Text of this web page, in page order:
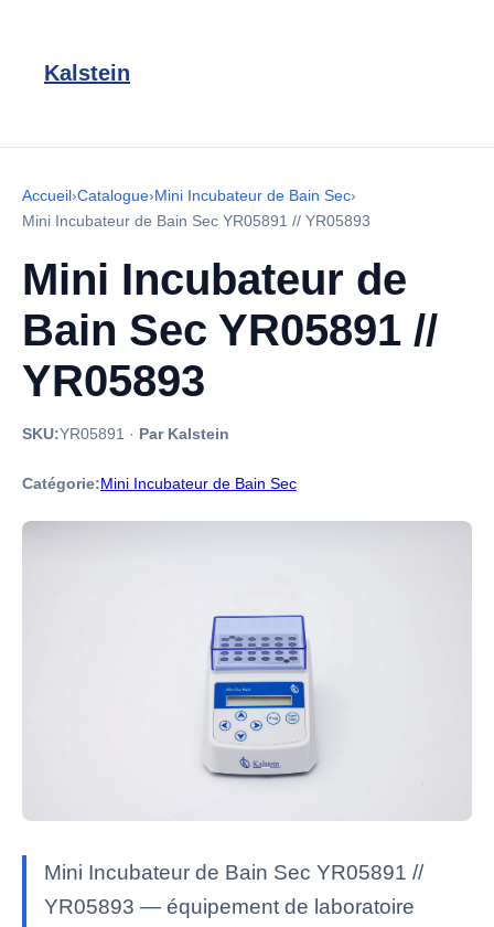
Kalstein
Accueil›Catalogue›Mini Incubateur de Bain Sec›
Mini Incubateur de Bain Sec YR05891 // YR05893
Mini Incubateur de
Bain Sec YR05891 //
YR05893
SKU:YR05891 · Par Kalstein
Catégorie:Mini Incubateur de Bain Sec
Mini Incubateur de Bain Sec YR05891 //
YR05893 — équipement de laboratoire